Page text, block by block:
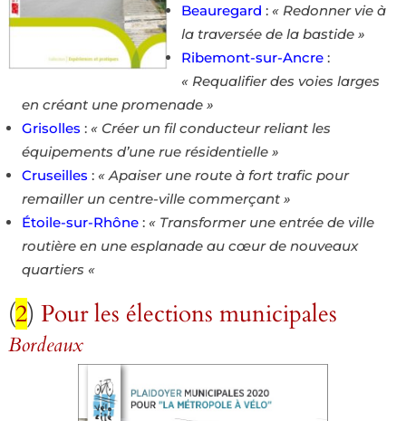
Beauregard : « Redonner vie à
la traversée de la bastide »
Ribemont-sur-Ancre:
« Requalifier des voies larges
en créant une promenade »
Grisolles : « Créer un fil conducteur reliant les
équipements d’une rue résidentielle »
Cruseilles : « Apaiser une route à fort trafic pour
remailler un centre-ville commerçant »
Étoile-sur-Rhône: « Transformer une entrée de ville
routière en une esplanade au cœur de nouveaux
quartiers «
(2) Pour les élections municipales
Bordeaux